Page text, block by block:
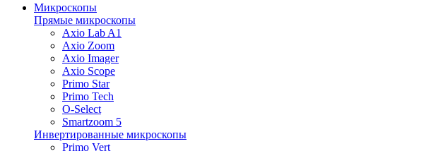
Микроскопы
Прямые микроскопы
Axio Lab A1
Axio Zoom
Axio Imager
Axio Scope
Primo Star
Primo Tech
O-Select
Smartzoom 5
Инвертированные микроскопы
Primo Vert